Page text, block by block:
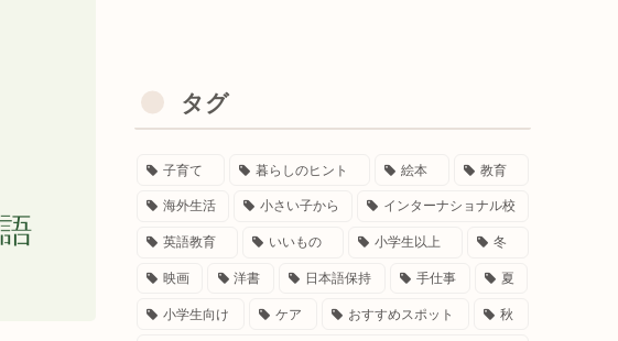
タグ
子育て 暮らしのヒント 絵本 教育
海外生活 小さい子から インターナショナル校
英語教育 いいもの 小学生以上 冬
映画 洋書 日本語保持 手仕事 夏
小学生向け ケア おすすめスポット 秋